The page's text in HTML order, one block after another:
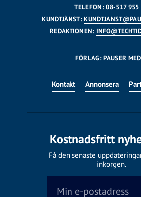
TELEFON: 08-517 955
KUNDTJÄNST:
REDAKTIONEN:
FÖRLAG: PAUSER
Kontakt Annonsera
Kostnadsfritt
Få den senaste
inkorgen.